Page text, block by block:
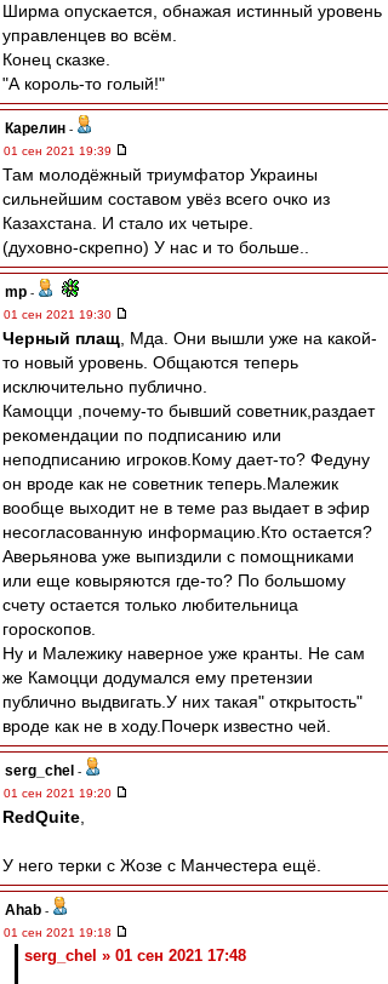
Ширма опускается, обнажая истинный уровень
управленцев во всём.
Конец сказке.
"А король-то голый!"
Карелин -
01 сен 2021 19:39
Там молодёжный триумфатор Украины
сильнейшим составом увёз всего очко из
Казахстана. И стало их четыре.
(духовно-скрепно) У нас и то больше..
mp -
01 сен 2021 19:30
Черный плащ , Мда. Они вышли уже на какой-
то новый уровень. Общаются теперь
исключительно публично.
Камоцци ,почему-то бывший советник,раздает
рекомендации по подписанию или
неподписанию игроков.Кому дает-то? Федуну
он вроде как не советник теперь.Малежик
вообще выходит не в теме раз выдает в эфир
несогласованную информацию.Кто остается?
Аверьянова уже выпиздили с помощниками
или еще ковыряются где-то? По большому
счету остается только любительница
гороскопов.
Ну и Малежику наверное уже кранты. Не сам
же Камоцци додумался ему претензии
публично выдвигать.У них такая" открытость"
вроде как не в ходу.Почерк известно чей.
serg_chel -
01 сен 2021 19:20
RedQuite
У него терки с Жозе с Манчестера ещё.
Ahab -
01 сен 2021 19:18
serg_chel » 01 сен 2021 17:48